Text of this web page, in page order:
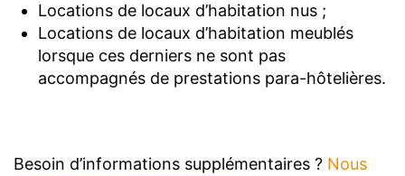
Locations de locaux d’habitation nus ;
Locations de locaux d’habitation meublés
lorsque ces derniers ne sont pas
accompagnés de prestations para-hôtelières.
Besoin d’informations supplémentaires ? Nous